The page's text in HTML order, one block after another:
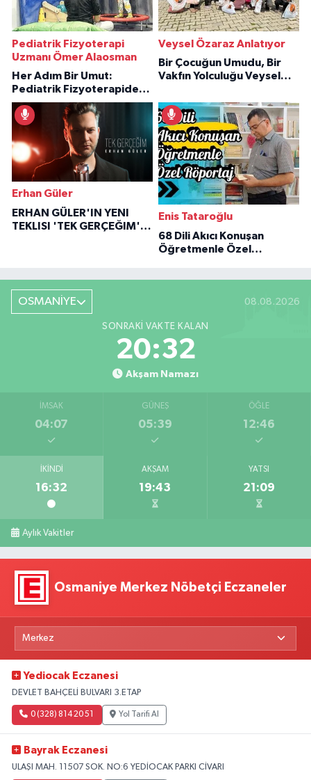
Pediatrik Fizyoterapi
Uzmanı Ömer Alaosman
Her Adım Bir Umut:
Pediatrik Fizyoterapiden
İlham Veren Hikâyeler
Veysel Özaraz Anlatıyor
Bir Çocuğun Umudu, Bir
Vakfın Yolculuğu Veysel
Erhan Güler
ERHAN GÜLER'IN YENI
TEKLISI 'TEK GERÇEĞIM'LE
Enis Tataroğlu
68 Dili Akıcı Konuşan
Öğretmenle Özel
OSMANİYE 08.08.2026
SONRAKI VAKTE KALAN
20:30
Akşam Namazı
İMSAK
04:07
GÜNEŞ
05:39
ÖĞLE
12:46
İKINDI
16:32
AKŞAM
19:43
YATSI
21:09
Aylık Vakitler
Osmaniye Merkez Nöbetçi Eczaneler
Yediocak Eczanesi
DEVLET BAHÇELİ BULVARI 3.ETAP
0 (328) 814 20 51 Yol Tarifi Al
Bayrak Eczanesi
ULAŞI MAH. 11507 SOK. NO:6 YEDİOCAK PARKI CİVARI